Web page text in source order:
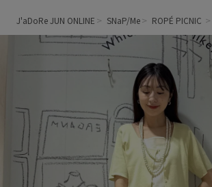
ン オンライン）
J'aDoRe JUN ONLINE SNaP/Me ROPÉ PICNIC